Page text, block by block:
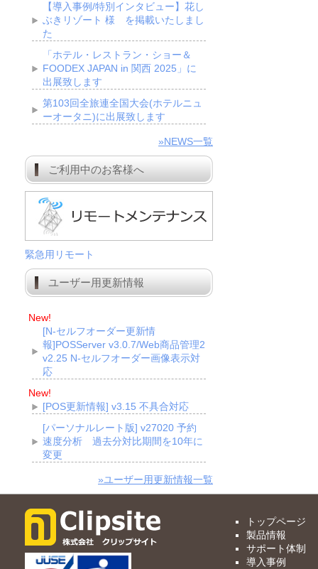
【導入事例/特別インタビュー】花し
ぶきリゾート 様 を掲載いたしまし
た
「ホテル・レストラン・ショー＆
FOODEX JAPAN in 関西 2025」に
出展致します
第103回全旅連全国大会(ホテルニュ
ーオータニ)に出展致します
»NEWS一覧
ご利用中のお客様へ
緊急用リモート
ユーザー用更新情報
New!
[N-セルフオーダー更新情
報]POSServer v3.0.7/Web商品管理2
v2.25 N-セルフオーダー画像表示対
応
New!
[POS更新情報] v3.15 不具合対応
[パーソナルレート版] v27020 予約
速度分析 過去分対比期間を10年に
変更
»ユーザー用更新情報一覧
トップページ
製品情報
サポート体制
導入事例